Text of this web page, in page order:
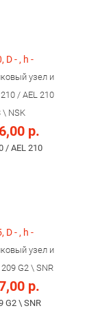
D - , h -
узел и
/ AEL 210
\ NSK
р.
/ AEL 210
D - , h -
узел и
G2 \ SNR
р.
G2 \ SNR